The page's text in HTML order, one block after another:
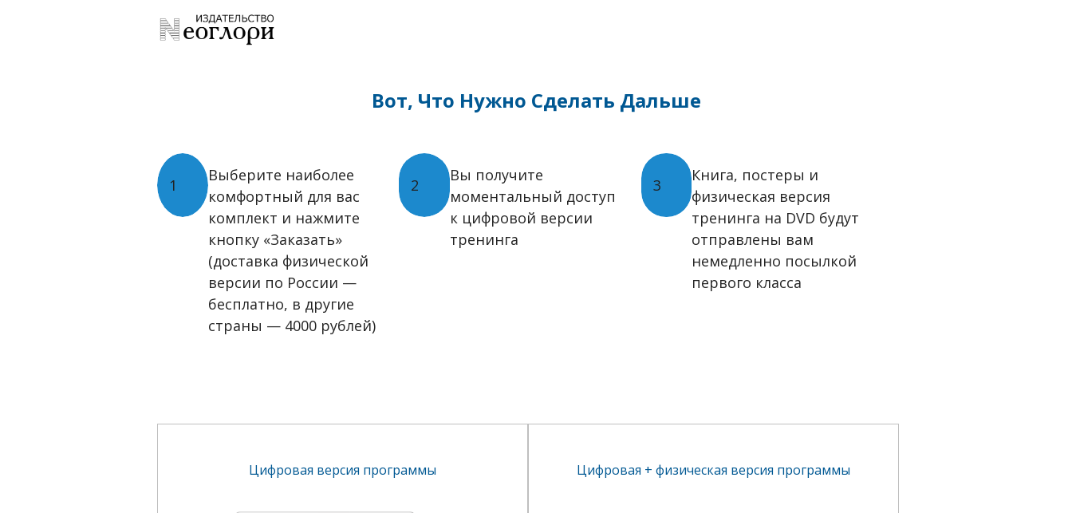
Вот, Что Нужно Сделать Дальше
1
Выберите наиболее
комфортный для вас
комплект и нажмите
кнопку «Заказать»
(доставка физической
версии по России —
бесплатно, в другие
страны — 4000 рублей)
2
Вы получите
моментальный доступ
к цифровой версии
тренинга
3
Книга, постеры и
физическая версия
тренинга на DVD будут
отправлены вам
немедленно посылкой
первого класса
Цифровая версия программы Цифровая + физическая версия программы